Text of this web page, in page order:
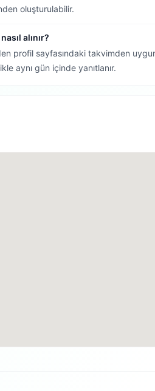
oluşturulabilir.
alınır?
profil sayfasındaki takvimden
aynı gün içinde yanıtlanır.